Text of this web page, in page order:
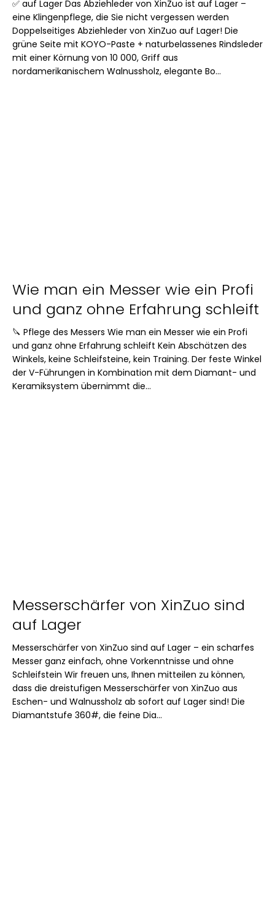
✅ auf Lager Das Abziehleder von XinZuo ist auf Lager –
eine Klingenpflege, die Sie nicht vergessen werden
Doppelseitiges Abziehleder von XinZuo auf Lager! Die
grüne Seite mit KOYO-Paste + naturbelassenes Rindsleder
mit einer Körnung von 10 000, Griff aus
nordamerikanischem Walnussholz, elegante Bo...
Wie man ein Messer wie ein Profi
und ganz ohne Erfahrung schleift
🔪 Pflege des Messers Wie man ein Messer wie ein Profi
und ganz ohne Erfahrung schleift Kein Abschätzen des
Winkels, keine Schleifsteine, kein Training. Der feste Winkel
der V-Führungen in Kombination mit dem Diamant- und
Keramiksystem übernimmt die...
Messerschärfer von XinZuo sind
auf Lager
Messerschärfer von XinZuo sind auf Lager – ein scharfes
Messer ganz einfach, ohne Vorkenntnisse und ohne
Schleifstein Wir freuen uns, Ihnen mitteilen zu können,
dass die dreistufigen Messerschärfer von XinZuo aus
Eschen- und Walnussholz ab sofort auf Lager sind! Die
Diamantstufe 360#, die feine Dia...